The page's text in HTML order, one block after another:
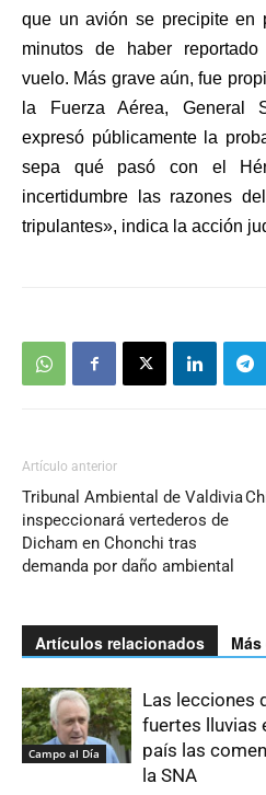
que un avión se precipite en
minutos de haber
vuelo. Más grave aún, fue
la Fuerza Aérea, General
expresó públicamentela
sepa qué pasó con el
incertidumbre las razones
tripulantes», indica la acción
Artículo anterior
Tribunal Ambiental de Valdivia
inspeccionará vertederos de
Dicham en Chonchi tras
demanda por daño ambiental
Artículos relacionados
Campo al Día
Las lecciones
fuertes lluvias
país las
la SNA